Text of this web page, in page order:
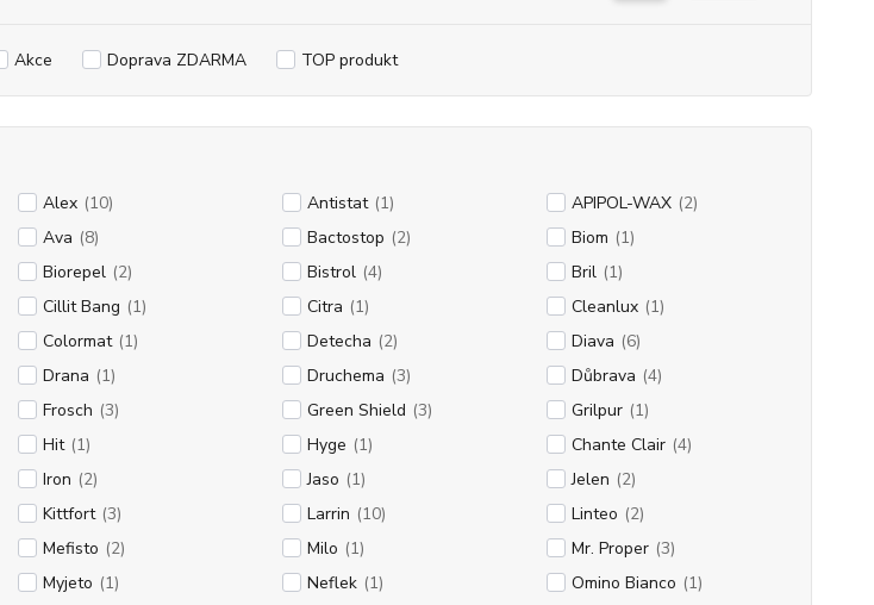
Akce Doprava ZDARMA TOP produkt
Alex (10) Antistat (1) APIPOL-WAX (2)
Ava (8) Bactostop (2) Biom (1)
Biorepel (2) Bistrol (4) Bril (1)
Cillit Bang (1) Citra (1) Cleanlux (1)
Colormat (1) Detecha (2) Diava (6)
Drana (1) Druchema (3) Důbrava (4)
Frosch (3) Green Shield (3) Grilpur (1)
Hit (1) Hyge (1) Chante Clair (4)
Iron (2) Jaso (1) Jelen (2)
Kittfort (3) Larrin (10) Linteo (2)
Mefisto (2) Milo (1) Mr. Proper (3)
Myjeto (1) Neflek (1) Omino Bianco (1)